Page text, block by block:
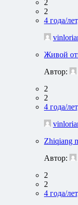
2
2
4 года/
Живой
Автор:
2
2
4 года/
Zhiqiang
Автор:
2
2
4 года/